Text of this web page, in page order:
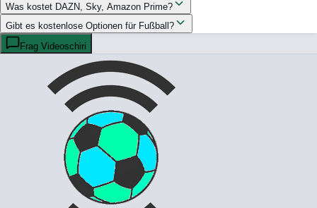
Was kostet DAZN, Sky, Amazon Prime?
Gibt es kostenlose Optionen für Fußball?
Frag Videoschiri